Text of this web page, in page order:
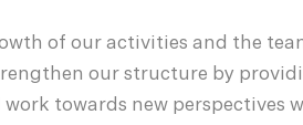
of our activities and the
our structure by
towards new perspectives